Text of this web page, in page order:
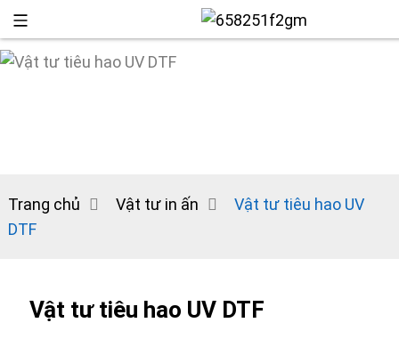
Trang chủ Vật tư in ấn
Vật tư tiêu hao UV
DTF
Vật tư tiêu hao UV DTF